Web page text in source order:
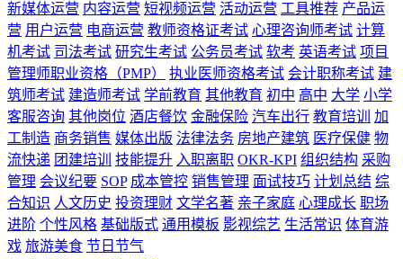
新媒体运营 内容运营 短视频运营 活动运营 工具推荐 产品运
营 用户运营 电商运营 教师资格证考试 心理咨询师考试 计算
机考试 司法考试 研究生考试 公务员考试 软考 英语考试 项目
管理师职业资格（PMP）
执业医师资格考试 会计职称考试 建
筑师考试 建造师考试 学前教育 其他教育 初中 高中 大学 小学
客服咨询 其他岗位 酒店餐饮 金融保险 汽车出行 教育培训
加
工制造 商务销售 媒体出版 法律法务 房地产建筑 医疗保健 物
流快递 团建培训 技能提升 入职离职 OKR-KPI 组织结构 采购
管理 会议纪要 SOP 成本管控 销售管理 面试技巧 计划总结 综
合知识 人文历史 投资理财 文学名著 亲子家庭 心理成长 职场
进阶 个性风格 基础版式 通用模板 影视综艺 生活常识 体育游
戏 旅游美食 节日节气